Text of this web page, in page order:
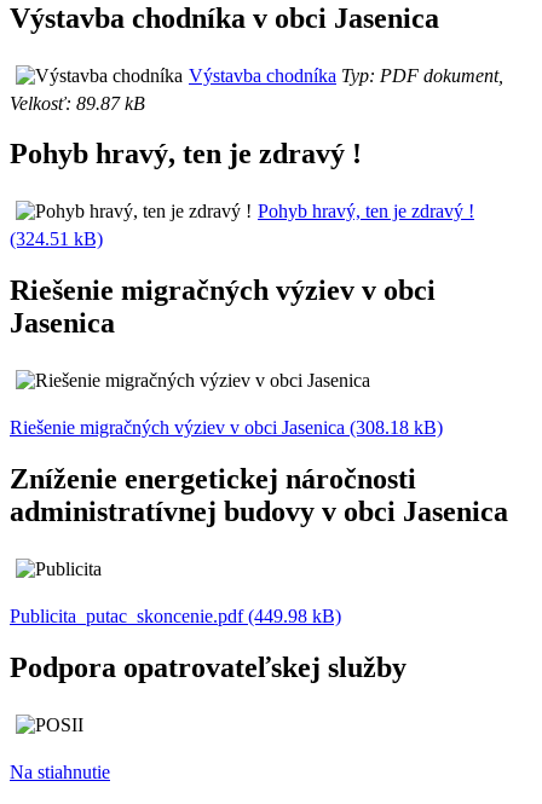
Výstavba chodníka v obci Jasenica
Výstavba chodníka Typ: PDF dokument,
Velkosť: 89.87 kB
Pohyb hravý, ten je zdravý !
Pohyb hravý, ten je zdravý !
(324.51 kB)
Riešenie migračných výziev v obci
Jasenica
Riešenie migračných výziev v obci Jasenica (308.18 kB)
Zníženie energetickej náročnosti
administratívnej budovy v obci Jasenica
Publicita_putac_skoncenie.pdf (449.98 kB)
Podpora opatrovateľskej služby
Na stiahnutie